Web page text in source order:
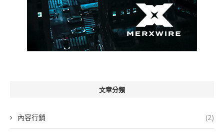
文章分類
內容行銷 (2)